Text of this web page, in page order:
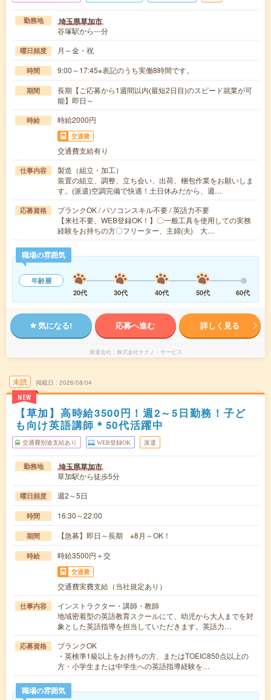
勤務地 埼玉県草加市
谷塚駅から---分
曜日頻度 月～金・祝
時間 9:00～17:45※表記のうち実働8時間です。
期間
長期【ご応募から1週間以内(最短2日目)のスピード就業が可
能】即日～
時給 時給2000円
交通費
交通費支給有り
仕事内容
製造（組立・加工）
装置の組立、調整、立ち会い、出荷、梱包作業をお願いしま
す。(派遣)空調完備で快適！土日休みだから、週…
応募資格
ブランクOK / パソコンスキル不要 / 英語力不要
【来社不要、WEB登録OK！】〇一般工具を使用しての実務
経験をお持ちの方〇フリーター、主婦(夫) 大…
職場の雰囲気
年齢層
20代
30代 40代 50代 60代
気になる! 応募へ進む 詳しく見る
派遣会社 株式会社テクノ・サービス
未読
NEW
掲載日 2026/08/04
【草加】高時給3500円！週2～5日勤務！子ど
も向け英語講師＊50代活躍中
交通費別途支給あり WEB登録OK 派遣
勤務地 埼玉県草加市
草加駅から徒歩5分
曜日頻度 週2～5日
時間 16:30～22:00
期間 【急募】即日～長期 ※8月～OK！
時給 時給3500円＋交
交通費
交通費実費支給（当社規定あり）
仕事内容
インストラクター・講師・教師
地域密着型の英語教育スクールにて、幼児から大人までを対
象とした英語指導を担当していただきます。英語力…
応募資格
ブランクOK
・英検準1級以上をお持ちの方、またはTOEIC850点以上の
方・小学生または中学生への英語指導経験を…
職場の雰囲気